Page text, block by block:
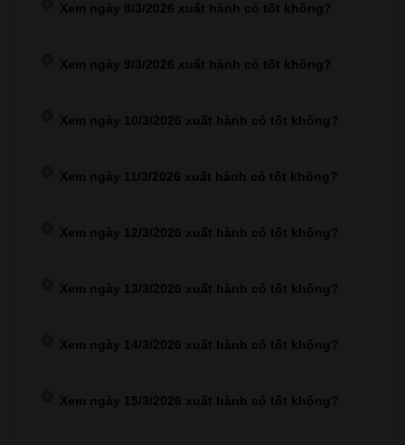
Xem ngày 8/3/2026 xuất hành có tốt không?
Xem ngày 9/3/2026 xuất hành có tốt không?
Xem ngày 10/3/2026 xuất hành có tốt không?
Xem ngày 11/3/2026 xuất hành có tốt không?
Xem ngày 12/3/2026 xuất hành có tốt không?
Xem ngày 13/3/2026 xuất hành có tốt không?
Xem ngày 14/3/2026 xuất hành có tốt không?
Xem ngày 15/3/2026 xuất hành có tốt không?